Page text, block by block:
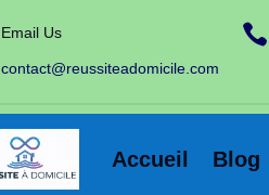
Email Us
contact@reussiteadomicile.com

Accueil Blog